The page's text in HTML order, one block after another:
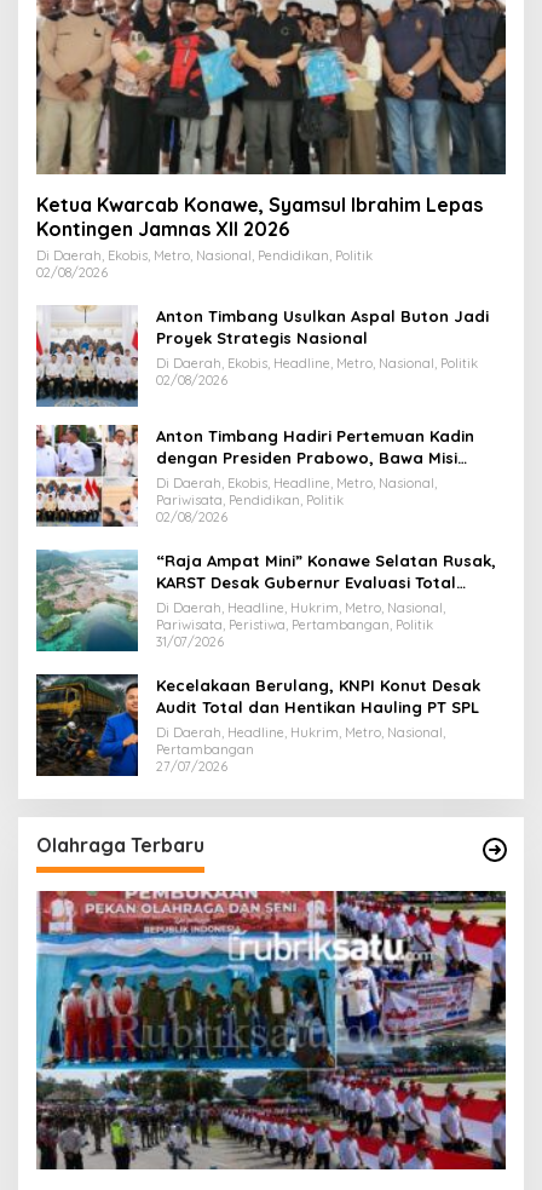
Ketua Kwarcab Konawe, Syamsul Ibrahim Lepas
Kontingen Jamnas XII 2026
Di Daerah, Ekobis, Metro, Nasional, Pendidikan, Politik
02/08/2026
Anton Timbang Usulkan Aspal Buton Jadi
Proyek Strategis Nasional
Di Daerah, Ekobis, Headline, Metro, Nasional, Politik
02/08/2026
Anton Timbang Hadiri Pertemuan Kadin
dengan Presiden Prabowo, Bawa Misi
Majukan Ekonomi Sultra
Di Daerah, Ekobis, Headline, Metro, Nasional,
Pariwisata, Pendidikan, Politik
02/08/2026
“Raja Ampat Mini” Konawe Selatan Rusak,
KARST Desak Gubernur Evaluasi Total
Dispar Sultra
Di Daerah, Headline, Hukrim, Metro, Nasional,
Pariwisata, Peristiwa, Pertambangan, Politik
31/07/2026
Kecelakaan Berulang, KNPI Konut Desak
Audit Total dan Hentikan Hauling PT SPL
Di Daerah, Headline, Hukrim, Metro, Nasional,
Pertambangan
27/07/2026
Olahraga Terbaru